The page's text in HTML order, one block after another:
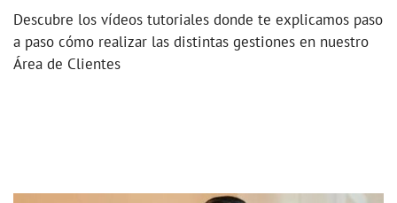
Descubre los vídeos tutoriales donde te explicamos paso
a paso cómo realizar las distintas gestiones en nuestro
Área de Clientes